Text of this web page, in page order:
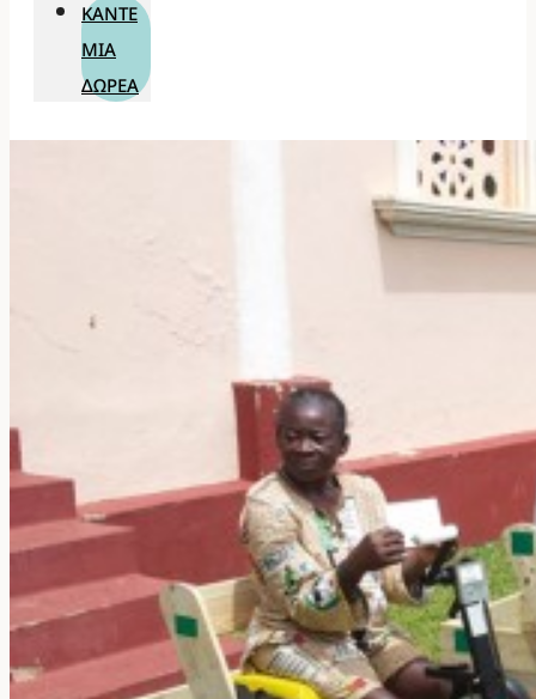
ΚΆΝΤΕ
ΜΊΑ
ΔΩΡΕΆ